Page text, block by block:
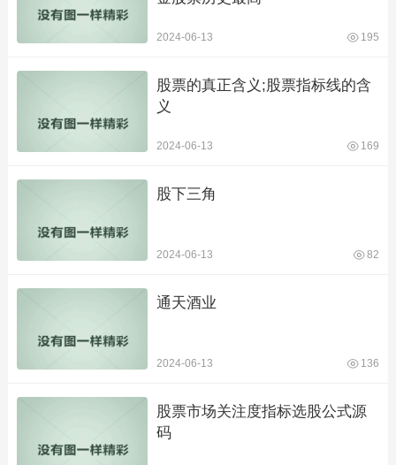
2024-06-13 195
股票的真正含义;股票指标线的含
义
2024-06-13 169
股下三角
2024-06-13 82
通天酒业
2024-06-13 136
股票市场关注度指标选股公式源
码